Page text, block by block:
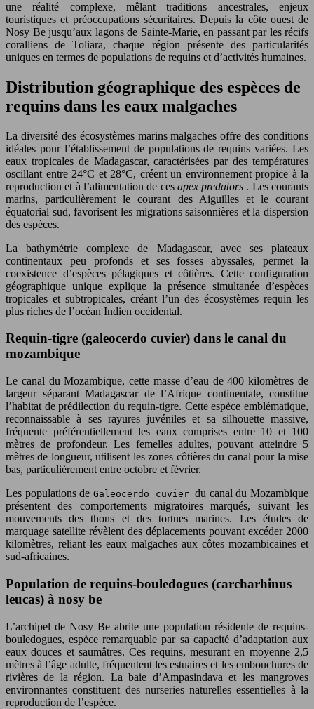
une réalité complexe, mêlant traditions ancestrales, enjeux
touristiques et préoccupations sécuritaires. Depuis la côte ouest de
Nosy Be jusqu’aux lagons de Sainte-Marie, en passant par les récifs
coralliens de Toliara, chaque région présente des particularités
uniques en termes de populations de requins et d’activités humaines.
Distribution géographique des espèces de
requins dans les eaux malgaches
La diversité des écosystèmes marins malgaches offre des conditions
idéales pour l’établissement de populations de requins variées. Les
eaux tropicales de Madagascar, caractérisées par des températures
oscillant entre 24°C et 28°C, créent un environnement propice à la
reproduction et à l’alimentation de ces apex predators . Les courants
marins, particulièrement le courant des Aiguilles et le courant
équatorial sud, favorisent les migrations saisonnières et la dispersion
des espèces.
La bathymétrie complexe de Madagascar, avec ses plateaux
continentaux peu profonds et ses fosses abyssales, permet la
coexistence d’espèces pélagiques et côtières. Cette configuration
géographique unique explique la présence simultanée d’espèces
tropicales et subtropicales, créant l’un des écosystèmes requin les
plus riches de l’océan Indien occidental.
Requin-tigre (galeocerdo cuvier) dans le canal du
mozambique
Le canal du Mozambique, cette masse d’eau de 400 kilomètres de
largeur séparant Madagascar de l’Afrique continentale, constitue
l’habitat de prédilection du requin-tigre. Cette espèce emblématique,
reconnaissable à ses rayures juvéniles et sa silhouette massive,
fréquente préférentiellement les eaux comprises entre 10 et 100
mètres de profondeur. Les femelles adultes, pouvant atteindre 5
mètres de longueur, utilisent les zones côtières du canal pour la mise
bas, particulièrement entre octobre et février.
Les populations de Galeocerdo cuvierdu canal du Mozambique
présentent des comportements migratoires marqués, suivant les
mouvements des thons et des tortues marines. Les études de
marquage satellite révèlent des déplacements pouvant excéder 2000
kilomètres, reliant les eaux malgaches aux côtes mozambicaines et
sud-africaines.
Population de requins-bouledogues (carcharhinus
leucas) à nosy be
L’archipel de Nosy Be abrite une population résidente de requins-
bouledogues, espèce remarquable par sa capacité d’adaptation aux
eaux douces et saumâtres. Ces requins, mesurant en moyenne 2,5
mètres à l’âge adulte, fréquentent les estuaires et les embouchures de
rivières de la région. La baie d’Ampasindava et les mangroves
environnantes constituent des nurseries naturelles essentielles à la
reproduction de l’espèce.